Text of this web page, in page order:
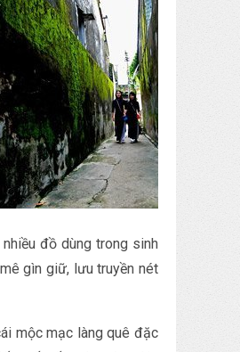
đồ dùng trong sinh
gìn giữ, lưu truyền nét
mộc mạc làng quê đặc